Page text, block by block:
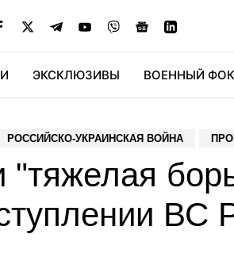
ЭКСКЛЮЗИВЫ ВОЕННЫЙ
РОССИЙСКО-УКРАИНСКАЯ ВОЙНА
"тяжелая
ВС